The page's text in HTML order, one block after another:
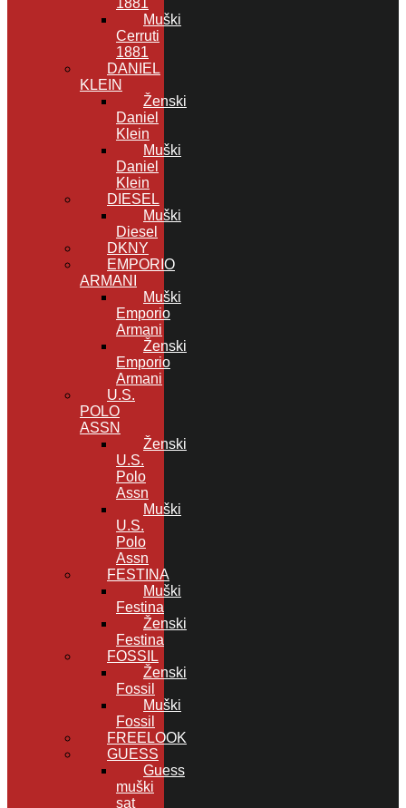
Muški
Cerruti
1881
DANIEL
KLEIN
Ženski
Daniel
Klein
Muški
Daniel
Klein
DIESEL
Muški
Diesel
DKNY
EMPORIO
ARMANI
Muški
Emporio
Armani
Ženski
Emporio
Armani
U.S.
POLO
ASSN
Ženski
U.S.
Polo
Assn
Muški
U.S.
Polo
Assn
FESTINA
Muški
Festina
Ženski
Festina
FOSSIL
Ženski
Fossil
Muški
Fossil
FREELOOK
GUESS
Guess
muški
sat